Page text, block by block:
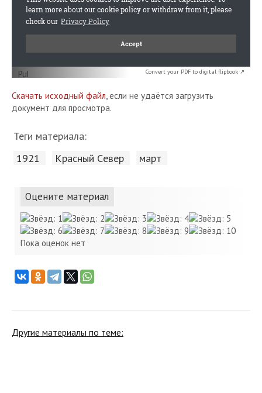
Convert your PDF to digital flipbook ↗
Скачать исходный файл, если не удаётся загрузить
документ для просмотра.
Теги материала:
1921 Красный Cевер март
Оцените материал
Пока оценок нет
Другие материалы по теме: